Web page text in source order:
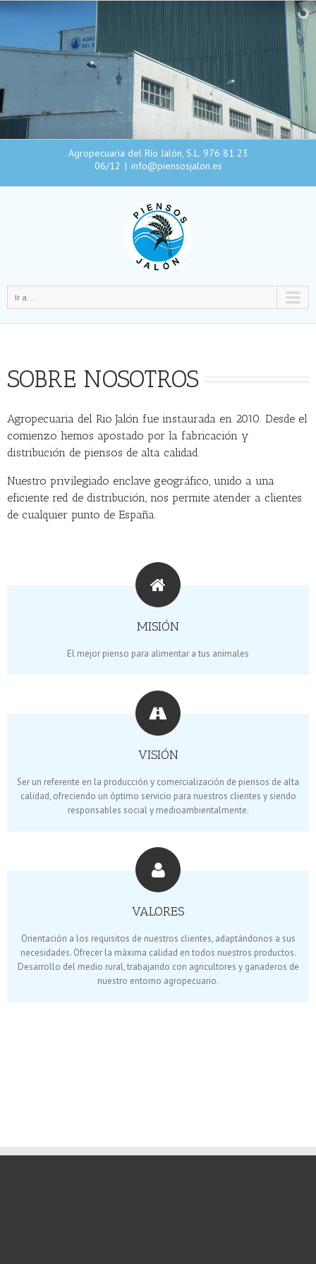
Agropecuaria del Río Jalón, S.L. 976 81 23
06/12 | info@piensosjalon.es
Ir a...
SOBRE NOSOTROS
Agropecuaria del Rio Jalón fue instaurada en 2010. Desde el
comienzo hemos apostado por la fabricación y
distribución de piensos de alta calidad.
Nuestro privilegiado enclave geográfico, unido a una
eficiente red de distribución, nos permite atender a clientes
de cualquier punto de España.
MISIÓN
El mejor pienso para alimentar a tus animales
VISIÓN
Ser un referente en la producción y comercialización de piensos de alta
calidad, ofreciendo un óptimo servicio para nuestros clientes y siendo
responsables social y medioambientalmente.
VALORES
Orientación a los requisitos de nuestros clientes, adaptándonos a sus
necesidades. Ofrecer la máxima calidad en todos nuestros productos.
Desarrollo del medio rural, trabajando con agricultores y ganaderos de
nuestro entorno agropecuario.